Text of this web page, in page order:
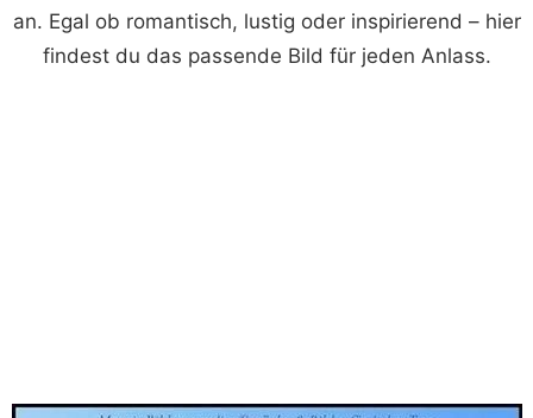
an. Egal ob romantisch, lustig oder inspirierend – hier
findest du das passende Bild für jeden Anlass.